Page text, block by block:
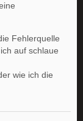
Fehlerquelle
auf schlaue
wie ich die